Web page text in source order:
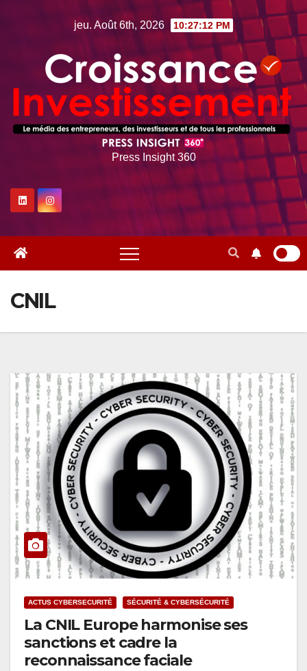
jeu. Août 6th, 2026 10:27:13 PM
Press Insight 360
CNIL
ACTUS CYBERSECURITÉ SÉCURITÉ & CYBERSÉCURITÉ
La CNIL Europe harmonise ses
sanctions et cadre la
reconnaissance faciale